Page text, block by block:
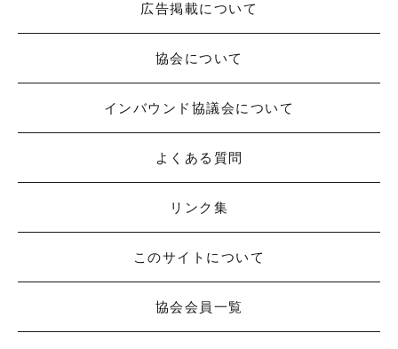
広告掲載について
協会について
インバウンド協議会について
よくある質問
リンク集
このサイトについて
協会会員一覧